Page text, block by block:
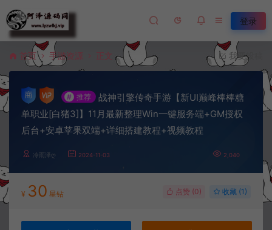
登录
首页 手游资源 正文 我要投稿
# 推荐
战神引擎传奇手游【新UI巅峰棒棒糖
单职业[白猪3]】11月最新整理Win一键服务端+GM授权
后台+安卓苹果双端+详细搭建教程+视频教程
冷雨泽ღ 2024-11-03 2,040
¥ 30 星钻 点赞 (0) 收藏 (1)